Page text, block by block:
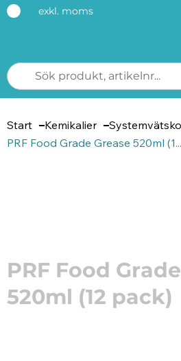
exkl. moms
Start Kemikalier
PRF Food Grade Grease 520ml (1...
PRF Food
520ml (12 pack)